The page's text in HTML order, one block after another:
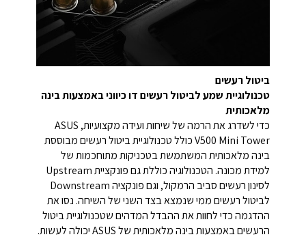
ביטול רעשים
טכנולוגיית שמע לביטול רעשים דו כיווני באמצעות בינה
מלאכותית
כדי לשדרג את הרמה של שיחות ועידה מקצועיות, ASUS
V500 Mini Tower כולל טכנולוגיית ביטול רעשים מבוססת
בינה מלאכותית המשתמשת בטכניקות מתוחכמות של
למידת מכונה. הטכנולוגיה כוללת גם פונקציית Upstream
לסינון רעשים סביב הרמקול, וגם פונקציה Downstream
לביטול רעשים ממי שנמצא בצד השני של השיחה. נסו את
ההדגמה כדי לחוות את ההבדל המדהים שטכנולוגיית ביטול
הרעשים באמצעות בינה מלאכותית של ASUS יכולה לעשות.